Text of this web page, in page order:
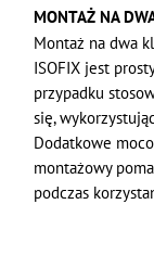
MONTAŻ NA
Montaż na dwa
ISOFIX jest
przypadku
się,
Dodatkowe
montażowy
podczas